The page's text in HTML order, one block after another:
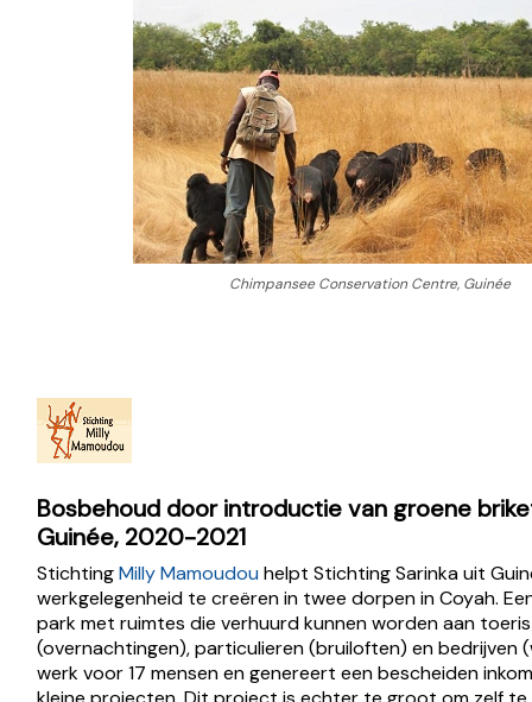
Chimpansee Conservation Centre, Guinée
Bosbehoud door introductie van groene
Guinée, 2020-2021
StichtingMilly Mamoudou helpt Stichting Sarinka uit
werkgelegenheid te creëren in twee dorpen in Coyah.
park met ruimtes die verhuurd kunnen worden aan
(overnachtingen), particulieren (bruiloften) en bedrijven
werk voor 17 mensen en genereert een bescheiden